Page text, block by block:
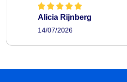
Alicia Rijnberg
14/07/2026